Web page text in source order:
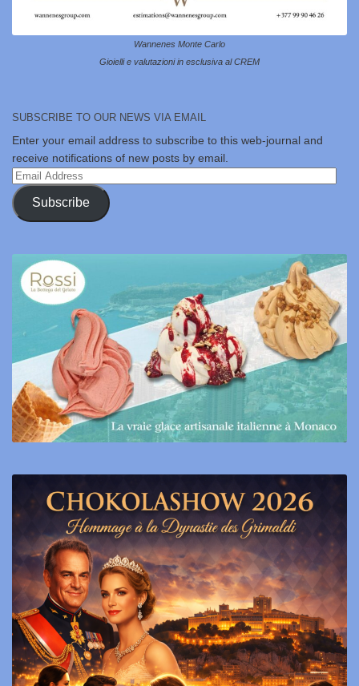
Wannenes Monte Carlo
Gioielli e valutazioni in esclusiva al CREM
SUBSCRIBE TO OUR NEWS VIA EMAIL
Enter your email address to subscribe to this web-journal and
receive notifications of new posts by email.
Email
Address
Subscribe